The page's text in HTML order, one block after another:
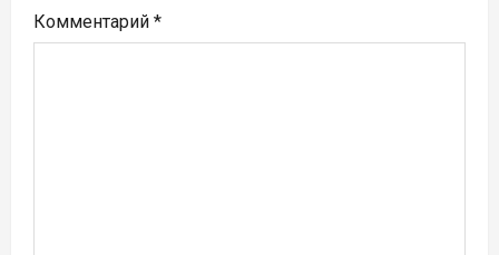
п
Комментарий *